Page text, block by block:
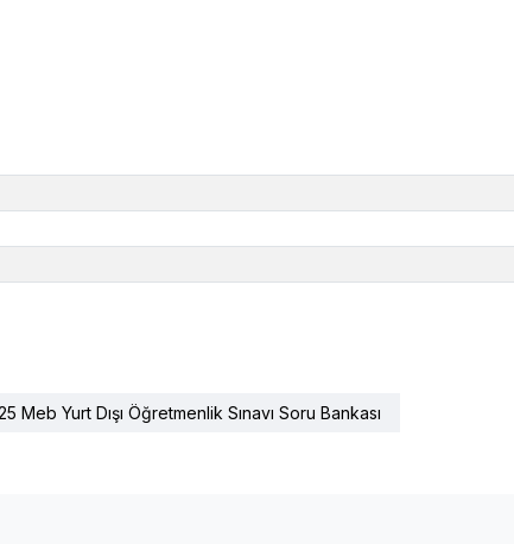
Meb Yurt Dışı Öğretmenlik Sınavı Soru Bankası